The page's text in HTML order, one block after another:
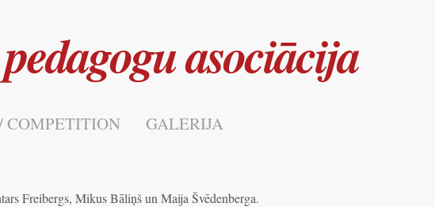
asociācija
COMPETITION GALERIJA
Freibergs, Mikus Bāliņš un Maija Švēdenberga.